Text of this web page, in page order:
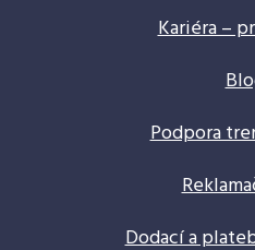
Kariéra –
Podpora
Dodací a